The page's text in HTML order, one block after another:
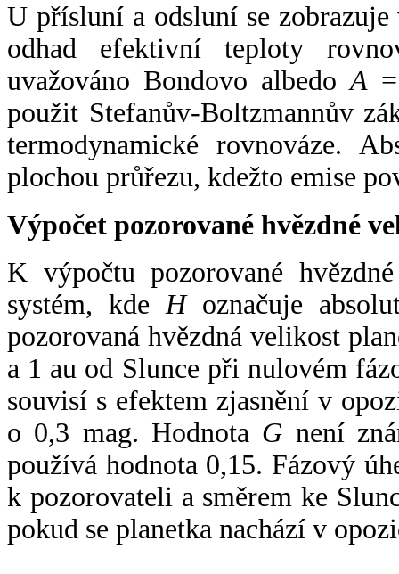
U přísluní a odsluní se
odhad efektivní teploty
uvažováno Bondovo albedoA
použit Stefanův-Boltzmannův
termodynamické rovnováze.
plochou průřezu, kdežto emise
Výpočet pozorované hvězdné
K výpočtu pozorované
systém, kde Hoznačuje
pozorovaná hvězdná velikost
a 1 au od Slunce při nulovém
souvisí s efektem zjasnění v
o 0,3 mag. Hodnota G není
používá hodnota 0,15. Fázový
k pozorovateli a směrem ke
pokud se planetka nachází v